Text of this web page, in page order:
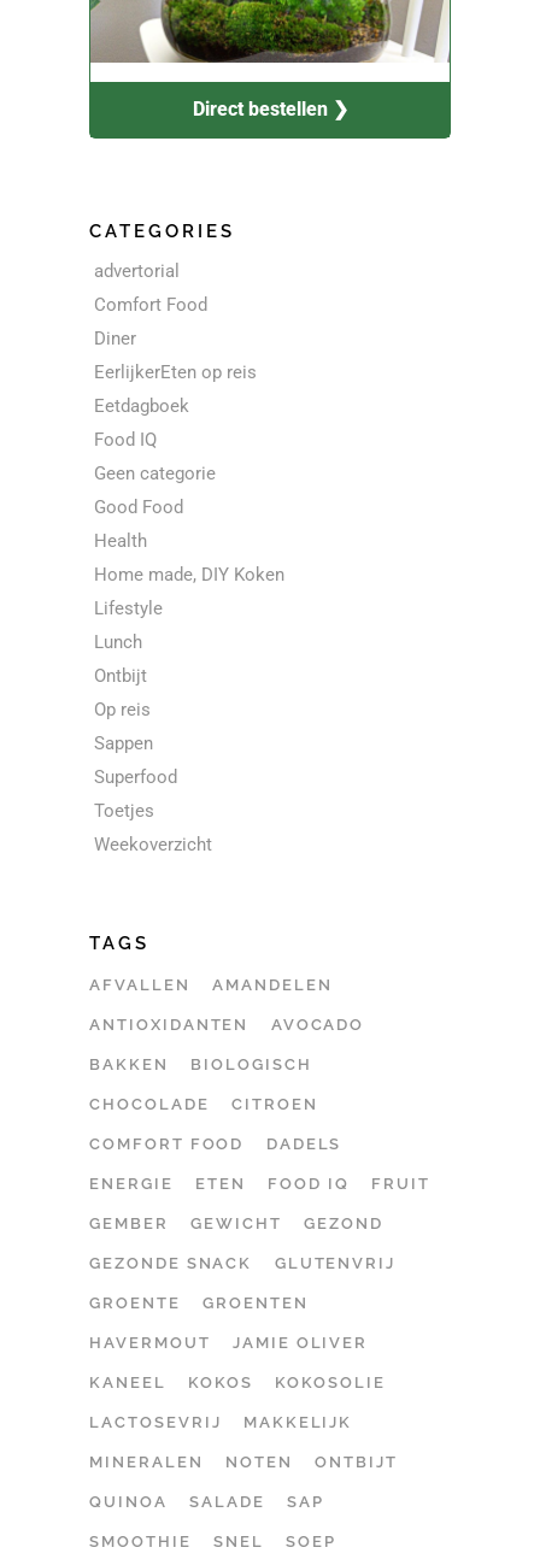
Direct bestellen ❯
CATEGORIES
advertorial
Comfort Food
Diner
EerlijkerEten op reis
Eetdagboek
Food IQ
Geen categorie
Good Food
Health
Home made, DIY Koken
Lifestyle
Lunch
Ontbijt
Op reis
Sappen
Superfood
Toetjes
Weekoverzicht
TAGS
AFVALLEN AMANDELEN
ANTIOXIDANTEN AVOCADO
BAKKEN BIOLOGISCH
CHOCOLADE CITROEN
COMFORT FOOD DADELS
ENERGIE ETEN FOOD IQ FRUIT
GEMBER GEWICHT GEZOND
GEZONDE SNACK GLUTENVRIJ
GROENTE GROENTEN
HAVERMOUT JAMIE OLIVER
KANEEL KOKOS KOKOSOLIE
LACTOSEVRIJ MAKKELIJK
MINERALEN NOTEN ONTBIJT
QUINOA SALADE SAP
SMOOTHIE SNEL SOEP